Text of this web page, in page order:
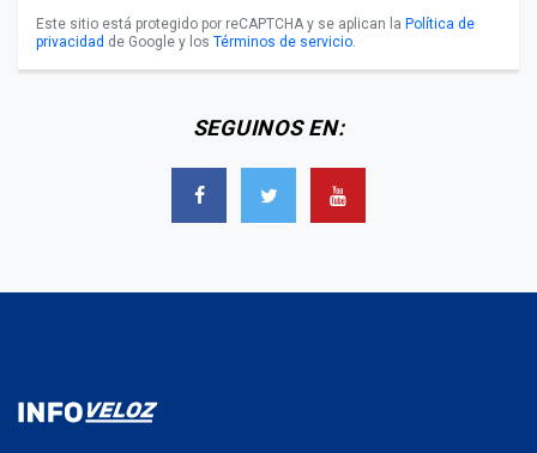
Este sitio está protegido por reCAPTCHA y se aplican la Política de
privacidad de Google y los Términos de servicio.
SEGUINOS EN: